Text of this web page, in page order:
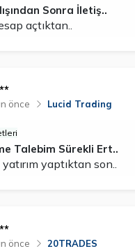
Sonra İletiş..
açtıktan..
önce Lucid Trading
Talebim Sürekli Ert..
yaptıktan son..
önce 20TRADES